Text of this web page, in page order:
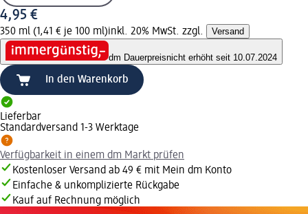
4,95 €
350 ml (1,41 € je 100 ml)inkl. 20% MwSt. zzgl. Versand
dm Dauerpreisnicht erhöht seit 10.07.2024
In den Warenkorb
Lieferbar
Standardversand 1-3 Werktage
Verfügbarkeit in einem dm Markt prüfen
Kostenloser Versand ab 49 € mit Mein dm Konto
Einfache & unkomplizierte Rückgabe
Kauf auf Rechnung möglich